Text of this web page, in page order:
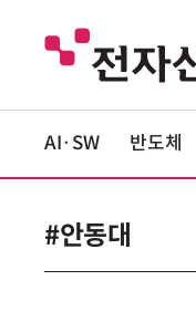
AI·SW 반도체
#안동대